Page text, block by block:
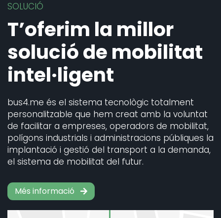
SOLUCIÓ
T’oferim la millor
solució de mobilitat
intel·ligent
bus4.me és el sistema tecnològic totalment
personalitzable que hem creat amb la voluntat
de facilitar a empreses, operadors de mobilitat,
polígons industrials i administracions públiques la
implantació i gestió del transport a la demanda,
el sistema de mobilitat del futur.
Més informació